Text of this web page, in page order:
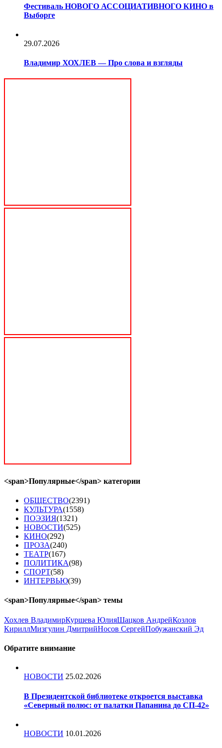
Фестиваль НОВОГО АССОЦИАТИВНОГО КИНО в
Выборге
29.07.2026
Владимир ХОХЛЕВ — Про слова и взгляды
<span>Популярные</span> категории
ОБЩЕСТВО(2391)
КУЛЬТУРА(1558)
ПОЭЗИЯ(1321)
НОВОСТИ(525)
КИНО(292)
ПРОЗА(240)
ТЕАТР(167)
ПОЛИТИКА(98)
СПОРТ(58)
ИНТЕРВЬЮ(39)
<span>Популярные</span> темы
Хохлев ВладимирКуршева ЮлияШацков АндрейКозлов
КириллМизгулин ДмитрийНосов СергейПобужанский Эд
Обратите внимание
НОВОСТИ 25.02.2026
В Президентской библиотеке откроется выставка
«Северный полюс: от палатки Папанина до СП-42»
НОВОСТИ 10.01.2026